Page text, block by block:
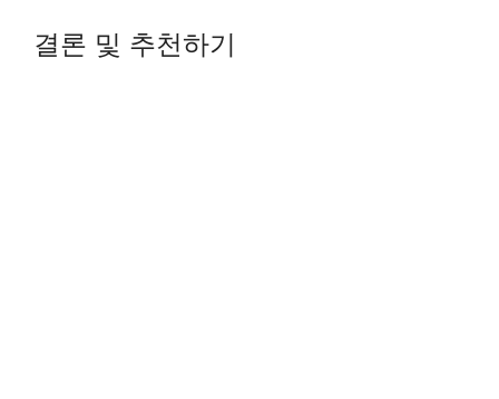
결론 및 추천하기